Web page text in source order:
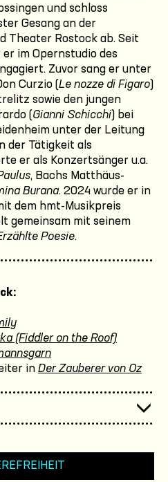
und schloss
Gesang an der
Theater Rostock ab. Seit
im Opernstudio des
Zuvor sang er unter
Curzio (Le nozze di Figaro)
sowie den jungen
(Gianni Schicchi) bei
unter der Leitung
der Tätigkeit als
er als Konzertsänger u.a.
, Bachs Matthäus-
Burana. 2024 wurde er in
dem hmt-Musikpreis
gemeinsam mit seinem
Poesie.
(Fiddler on the Roof)
in Der Zauberer von Oz